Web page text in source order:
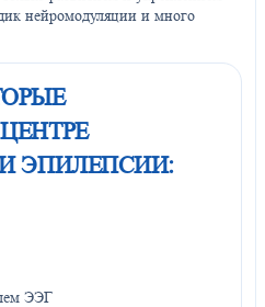
нейромодуляции и много
ЭПИЛЕПСИИ:
ЭЭГ